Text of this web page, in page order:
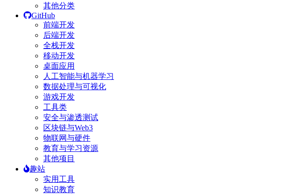
其他分类
GitHub
前端开发
后端开发
全栈开发
移动开发
桌面应用
人工智能与机器学习
数据处理与可视化
游戏开发
工具类
安全与渗透测试
区块链与Web3
物联网与硬件
教育与学习资源
其他项目
趣站
实用工具
知识教育